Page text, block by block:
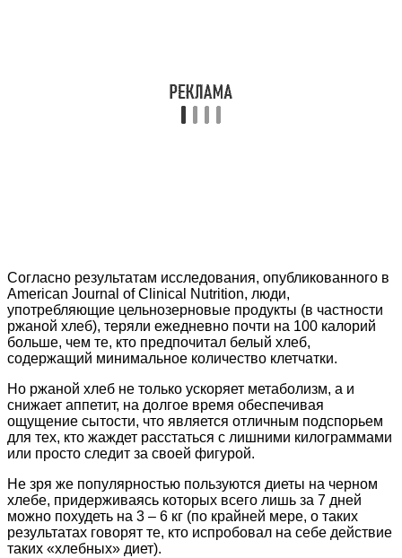
Согласно результатам исследования, опубликованного в
American Journal of Clinical Nutrition, люди,
употребляющие цельнозерновые продукты (в частности
ржаной хлеб), теряли ежедневно почти на 100 калорий
больше, чем те, кто предпочитал белый хлеб,
содержащий минимальное количество клетчатки.
Но ржаной хлеб не только ускоряет метаболизм, а и
снижает аппетит, на долгое время обеспечивая
ощущение сытости, что является отличным подспорьем
для тех, кто жаждет расстаться с лишними килограммами
или просто следит за своей фигурой.
Не зря же популярностью пользуются диеты на черном
хлебе, придерживаясь которых всего лишь за 7 дней
можно похудеть на 3 – 6 кг (по крайней мере, о таких
результатах говорят те, кто испробовал на себе действие
таких «хлебных» диет).